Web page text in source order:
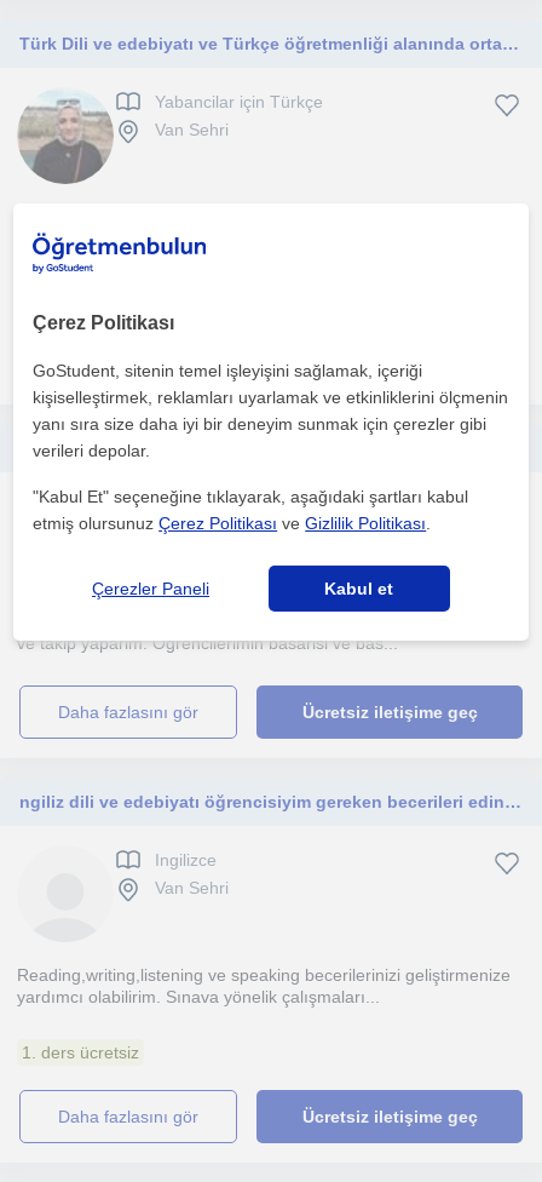
Türk Dili ve edebiyatı ve Türkçe öğretmenliği alanında ortaokul/lise öğrencilerine ders verebilirim.
Yabancilar için Türkçe
Van Sehri
ihtiyaçlarını iyi analiz edip, onlarla birebir ilgilenip, başa...
Biyoloji
Van Sehri, Cuma Van
ve takip yaparim. Ögrencilerimin basarisi ve bas...
daha fazlasını gör Ücretsiz iletişime geç
ngiliz dili ve edebiyatı öğrencisiyim gereken becerileri edinmenize yardımcı olurum. Uygun fiyatlı
Ingilizce
Van Sehri
Reading,writing,listening ve speaking becerilerinizi geliştirmenize
yardımcı olabilirim. Sınava yönelik çalışmaları...
1. ders ücretsiz
daha fazlasını gör Ücretsiz iletişime geç
Çerez Politikası
GoStudent, sitenin temel işleyişini sağlamak, içeriği
kişiselleştirmek, reklamları uyarlamak ve etkinliklerini ölçmenin
yanı sıra size daha iyi bir deneyim sunmak için çerezler gibi
verileri depolar.
"Kabul Et" seçeneğine tıklayarak, aşağıdaki şartları kabul
etmiş olursunuzÇerez Politikası veGizlilik Politikası
Çerezler Paneli Kabul et